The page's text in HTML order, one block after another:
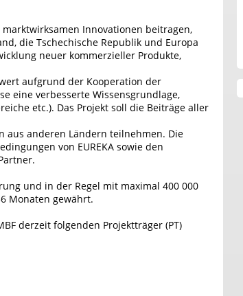
Innovationen beitragen,
die Tschechische Republik und Europa
neuer kommerzieller Produkte,
aufgrund der Kooperation der
eine verbesserte Wissensgrundlage,
etc.). Das Projekt soll die Beiträge aller
aus anderen Ländern teilnehmen. Die
von EUREKA sowie den
und in der Regel mit maximal 400 000
Monaten gewährt.
derzeit folgenden Projektträger (PT)